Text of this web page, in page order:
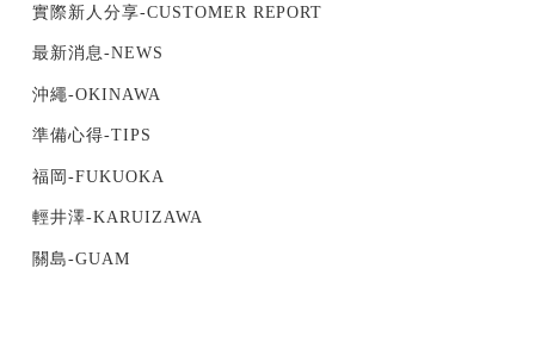
實際新人分享-CUSTOMER REPORT
最新消息-NEWS
沖繩-OKINAWA
準備心得-TIPS
福岡-FUKUOKA
輕井澤-KARUIZAWA
關島-GUAM